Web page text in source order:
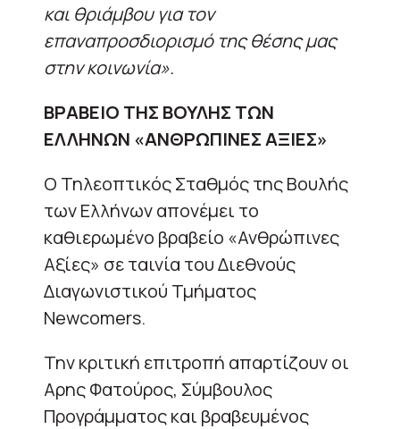
και θριάμβου για τον
επαναπροσδιορισμό της θέσης μας
στην κοινωνία».
ΒΡΑΒΕΙΟ ΤΗΣ ΒΟΥΛΗΣ ΤΩΝ
ΕΛΛΗΝΩΝ «ΑΝΘΡΩΠΙΝΕΣ ΑΞΙΕΣ»
Ο Τηλεοπτικός Σταθμός της Βουλής
των Ελλήνων απονέμει το
καθιερωμένο βραβείο «Ανθρώπινες
Αξίες» σε ταινία του Διεθνούς
Διαγωνιστικού Τμήματος
Newcomers.
Την κριτική επιτροπή απαρτίζουν οι
Αρης Φατούρος, Σύμβουλος
Προγράμματος και βραβευμένος